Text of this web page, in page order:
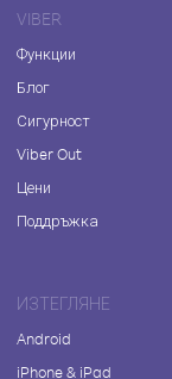
VIBER
Функции
Блог
Сигурност
Viber Out
Цени
Поддръжка
ИЗТЕГЛЯНЕ
Android
iPhone & iPad